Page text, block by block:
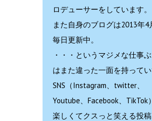
ロデューサーをしています。
また自身のブログは2013年4
毎日更新中。
・・・というマジメな仕事
はまた違った一面を持ってい
SNS（Instagram、twitter、
Youtube、Facebook、TikTok
楽しくてクスっと笑える投